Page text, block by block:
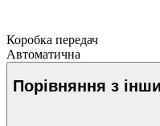
Коробка передач
Автоматична
Порівняння з